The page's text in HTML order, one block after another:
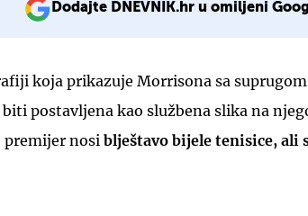
Dodajte DNEVNIK.hr u omiljeni
koja prikazuje Morrisona sa suprugom
postavljena kao službena slika na
premijer nosi blještavo bijele tenisice, ali